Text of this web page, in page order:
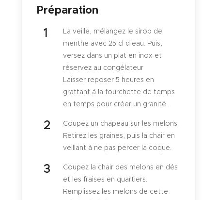
Préparation
La veille, mélangez le sirop de
menthe avec 25 cl d’eau. Puis,
versez dans un plat en inox et
réservez au congélateur
Laisser reposer 5 heures en
grattant à la fourchette de temps
en temps pour créer un granité.
Coupez un chapeau sur les melons.
Retirez les graines, puis la chair en
veillant à ne pas percer la coque.
Coupez la chair des melons en dés
et les fraises en quartiers.
Remplissez les melons de cette